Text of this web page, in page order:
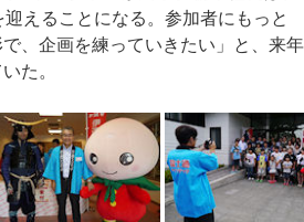
迎えることになる。参加者にもっと
、企画を練っていきたい」と、来年
た。